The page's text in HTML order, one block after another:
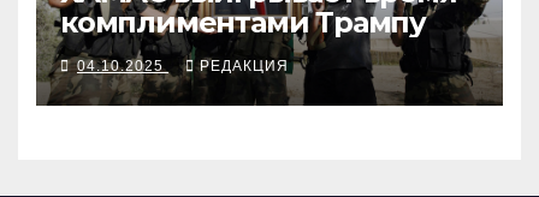
комплиментами Трампу
04.10.2025 РЕДАКЦИЯ